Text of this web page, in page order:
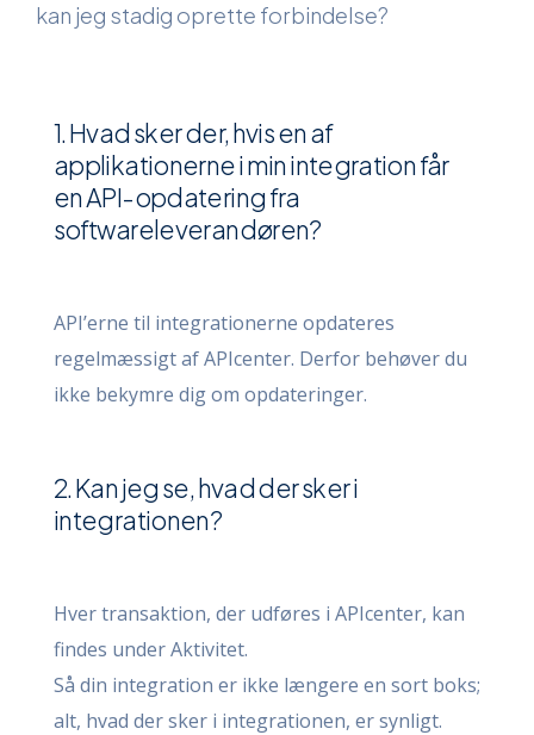
kan jeg stadig oprette forbindelse?
1. Hvad sker der, hvis en af
applikationerne i min integration får
en API-opdatering fra
softwareleverandøren?
API’erne til integrationerne opdateres
regelmæssigt af APIcenter. Derfor behøver du
ikke bekymre dig om opdateringer.
2. Kan jeg se, hvad der sker i
integrationen?
Hver transaktion, der udføres i APIcenter, kan
findes under Aktivitet.
Så din integration er ikke længere en sort boks;
alt, hvad der sker i integrationen, er synligt.